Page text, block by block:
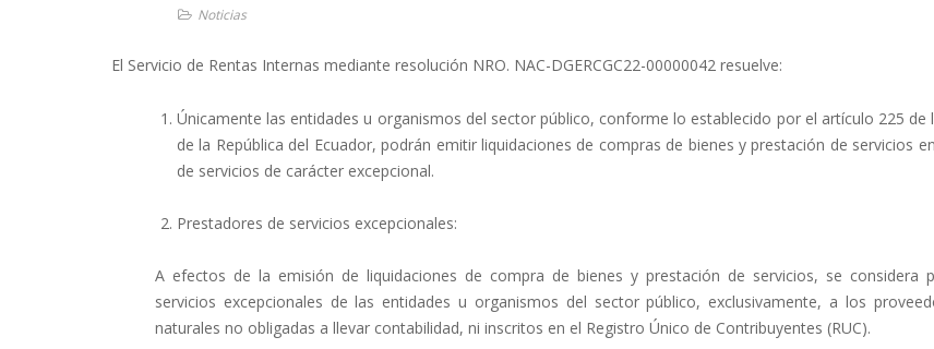
Noticias
El Servicio de Rentas Internas mediante resolución NRO. NAC-DGERCGC22-00000042 resuelve:
Únicamente las entidades u organismos del sector público, conforme lo establecido por el artículo 225 de
de la República del Ecuador, podrán emitir liquidaciones de compras de bienes y prestación de servicios
de servicios de carácter excepcional.
Prestadores de servicios excepcionales:
A efectos de la emisión de liquidaciones de compra de bienes y prestación de servicios, se considera
servicios excepcionales de las entidades u organismos del sector público, exclusivamente, a los
naturales no obligadas a llevar contabilidad, ni inscritos en el Registro Único de Contribuyentes (RUC).